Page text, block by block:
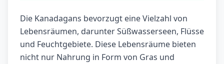
Die Kanadagans bevorzugt eine Vielzahl von
Lebensräumen, darunter Süßwasserseen, Flüsse
und Feuchtgebiete. Diese Lebensräume bieten
nicht nur Nahrung in Form von Gras und